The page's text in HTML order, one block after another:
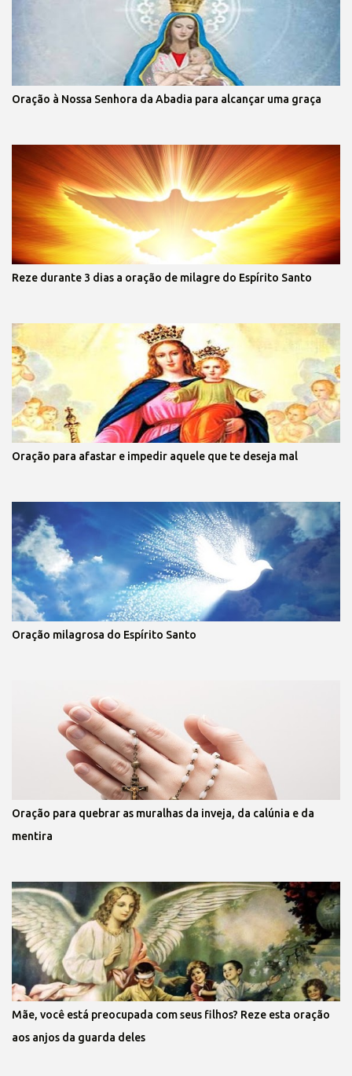
Oração à Nossa Senhora da Abadia para alcançar uma graça
Reze durante 3 dias a oração de milagre do Espírito Santo
Oração para afastar e impedir aquele que te deseja mal
Oração milagrosa do Espírito Santo
Oração para quebrar as muralhas da inveja, da calúnia e da
mentira
Mãe, você está preocupada com seus filhos? Reze esta oração
aos anjos da guarda deles